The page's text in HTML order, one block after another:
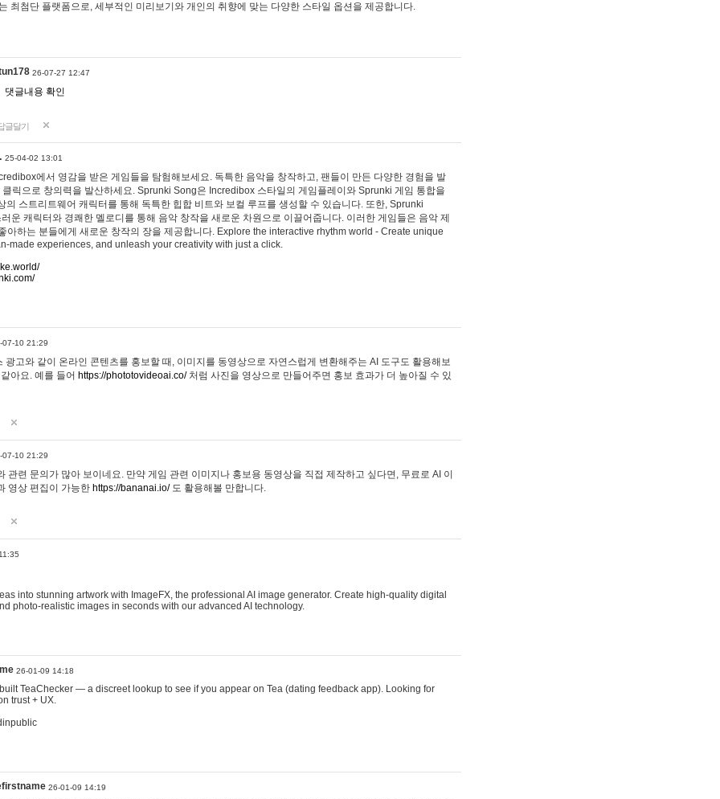
최첨단 플랫폼으로, 세부적인 미리보기와 개인의 취향에 맞는 다양한 스타일 옵션을 제공합니다.
26-07-27 12:47
댓글내용 확인
글달기
25-04-02 13:01
에서 영감을 받은 게임들을 탐험해보세요. 독특한 음악을 창작하고, 팬들이 만든 다양한 경험을 발
클릭으로 창의력을 발산하세요. Sprunki Song은 Incredibox 스타일의 게임플레이와 Sprunki 게임 통합을
의 스트리트웨어 캐릭터를 통해 독특한 힙합 비트와 보컬 루프를 생성할 수 있습니다. 또한, Sprunki
운 캐릭터와 경쾌한 멜로디를 통해 음악 창작을 새로운 차원으로 이끌어줍니다. 이러한 게임들은 음악 제
아하는 분들에게 새로운 창작의 장을 제공합니다. Explore the interactive rhythm world - Create unique
made experiences, and unleash your creativity with just a click.
07-10 21:29
광고와 같이 온라인 콘텐츠를 홍보할 때, 이미지를 동영상으로 자연스럽게 변환해주는 AI 도구도 활용해보
아요. 예를 들어 https://phototovideoai.co/처럼 사진을 영상으로 만들어주면 홍보 효과가 더 높아질 수 있
07-10 21:29
관련 문의가 많아 보이네요. 만약 게임 관련 이미지나 홍보용 동영상을 직접 제작하고 싶다면, 무료로 AI 이
영상 편집이 가능한 https://bananai.io/도 활용해볼 만합니다.
into stunning artwork with ImageFX, the professional AI image generator. Create high-quality digital
photo-realistic images in seconds with our advanced AI technology.
26-01-09 14:18
TeaChecker — a discreet lookup to see if you appear on Tea (dating feedback app). Looking for
trust + UX.
26-01-09 14:19